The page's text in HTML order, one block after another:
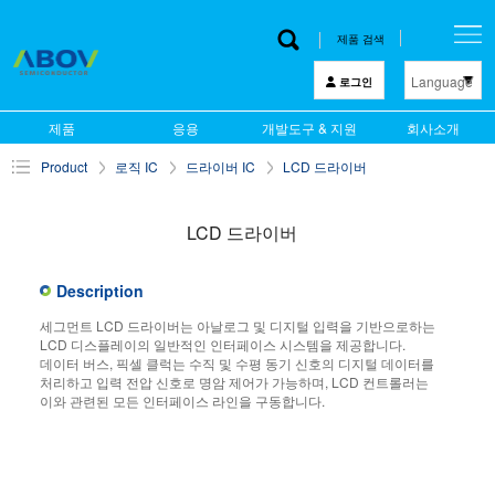
제품 검색
로그인 Language
English
제품 응용 개발도구 & 지원 회사소개
Product 로직 IC 드라이버 IC LCD 드라이버
LCD 드라이버
Description
세그먼트 LCD 드라이버는 아날로그 및 디지털 입력을 기반으로하는
LCD 디스플레이의 일반적인 인터페이스 시스템을 제공합니다.
데이터 버스, 픽셀 클럭는 수직 및 수평 동기 신호의 디지털 데이터를
처리하고 입력 전압 신호로 명암 제어가 가능하며, LCD 컨트롤러는
이와 관련된 모든 인터페이스 라인을 구동합니다.